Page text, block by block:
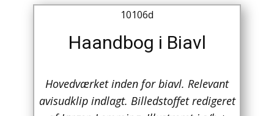
Anden Verdenskrig
Antikke / Specielle Bøger
Arkæologi
10106d
Haandbog i Biavl
Hovedværket inden for biavl. Relevant
avisudklip indlagt. Billedstoffet redigeret